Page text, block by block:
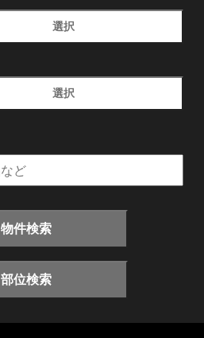
選択
選択
物件検索
部位検索